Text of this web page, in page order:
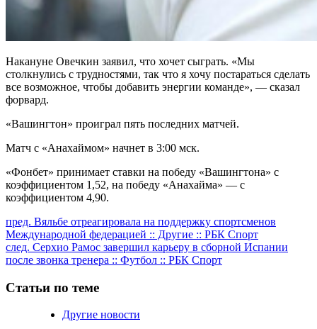
Накануне Овечкин заявил, что хочет сыграть. «Мы
столкнулись с трудностями, так что я хочу постараться сделать
все возможное, чтобы добавить энергии команде», — сказал
форвард.
«Вашингтон» проиграл пять последних матчей.
Матч с «Анахаймом» начнет в 3:00 мск.
«Фонбет» принимает ставки на победу «Вашингтона» с
коэффициентом 1,52, на победу «Анахайма» — с
коэффициентом 4,90.
Продолжить
чтение
пред. Вяльбе отреагировала на поддержку спортсменов
Международной федерацией :: Другие :: РБК Спорт
след. Серхио Рамос завершил карьеру в сборной Испании
после звонка тренера :: Футбол :: РБК Спорт
Статьи по теме
Другие новости